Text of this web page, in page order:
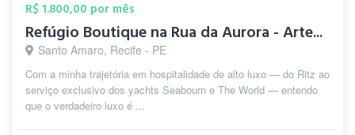
R$ 1.800,00 por mês
Refúgio Boutique na Rua da Aurora - Arte...
Santo Amaro, Recife - PE
Com a minha trajetória em hospitalidade de alto luxo — do Ritz ao
serviço exclusivo dos yachts Seabourn e The World — entendo
que o verdadeiro luxo é ...